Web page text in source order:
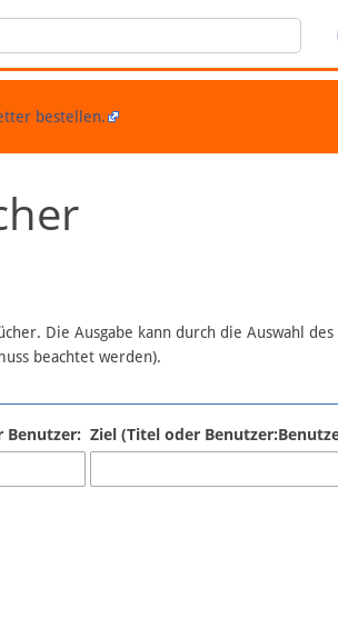
bestellen.
Die Ausgabe kann durch die Auswahl des
beachtet werden).
Benutzer: Ziel (Titel oder